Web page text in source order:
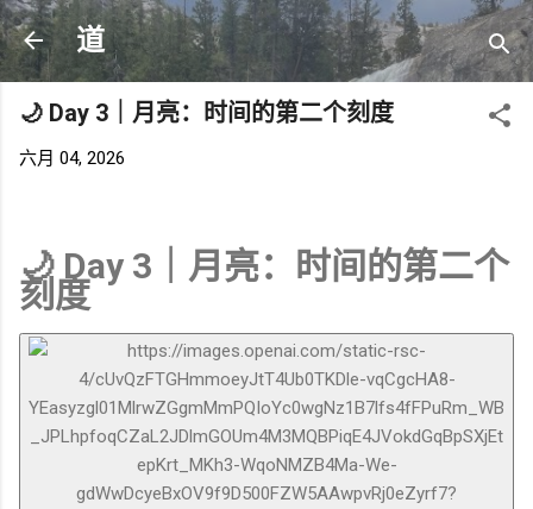
跳至主要内容
道
🌙 Day 3｜月亮：时间的第二个刻度
六月 04, 2026
🌙 Day 3｜月亮：时间的第二个
刻度